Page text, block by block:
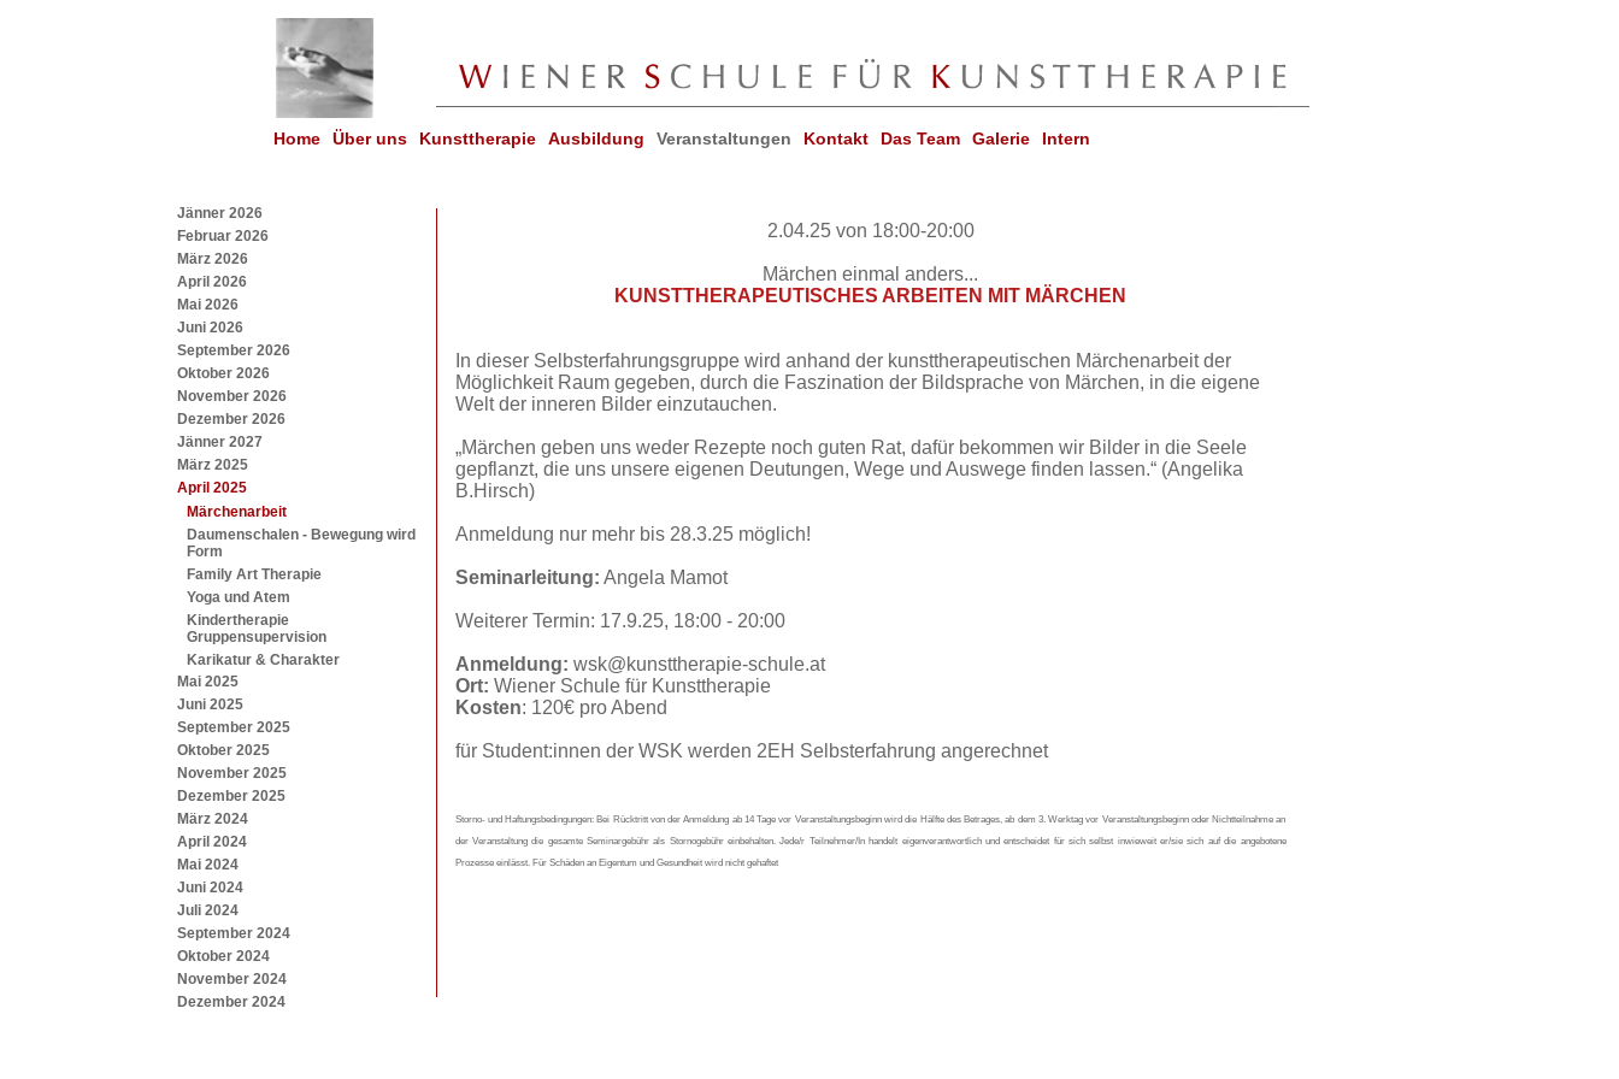
Home Über uns Kunsttherapie Ausbildung Veranstaltungen
Jänner 2026
Februar 2026
März 2026
April 2026
Mai 2026
Juni 2026
September 2026
Oktober 2026
November 2026
Dezember 2026
Jänner 2027
März 2025
April 2025
Märchenarbeit
Daumenschalen - Bewegung wird
Form
Family Art Therapie
Yoga und Atem
Kindertherapie
Gruppensupervision
Karikatur & Charakter
Mai 2025
Juni 2025
September 2025
Oktober 2025
November 2025
Dezember 2025
März 2024
April 2024
Mai 2024
Juni 2024
Juli 2024
September 2024
Oktober 2024
November 2024
Dezember 2024
Kontakt Das Team Galerie Intern
2.04.25 von 18:00-20:00
Märchen einmal anders...
KUNSTTHERAPEUTISCHES ARBEITEN MIT MÄRCHEN
In dieser Selbsterfahrungsgruppe wird anhand der kunsttherapeutischen Märchenarbeit der
Möglichkeit Raum gegeben, durch die Faszination der Bildsprache von Märchen, in die eigene
Welt der inneren Bilder einzutauchen.
„Märchen geben uns weder Rezepte noch guten Rat, dafür bekommen wir Bilder in die Seele
gepflanzt, die uns unsere eigenen Deutungen, Wege und Auswege finden lassen.“ (Angelika
B.Hirsch)
Anmeldung nur mehr bis 28.3.25 möglich!
Seminarleitung: Angela Mamot
Weiterer Termin: 17.9.25, 18:00 - 20:00
Anmeldung: wsk@kunsttherapie-schule.at
Ort: Wiener Schule für Kunsttherapie
Kosten: 120€ pro Abend
für Student:innen der WSK werden 2EH Selbsterfahrung angerechnet
Storno- und Haftungsbedingungen: Bei Rücktritt von der Anmeldung ab 14 Tage vor Veranstaltungsbeginn wird die Hälfte des Betrages, ab dem 3. Werktag vor Veranstaltungsbeginn oder Nichtteilnahme an
der Veranstaltung die gesamte Seminargebühr als Stornogebühr einbehalten. Jede/r Teilnehmer/In handelt eigenverantwortlich und entscheidet für sich selbst inwieweit er/sie sich auf die angebotene
Prozesse einlässt. Für Schäden an Eigentum und Gesundheit wird nicht gehaftet